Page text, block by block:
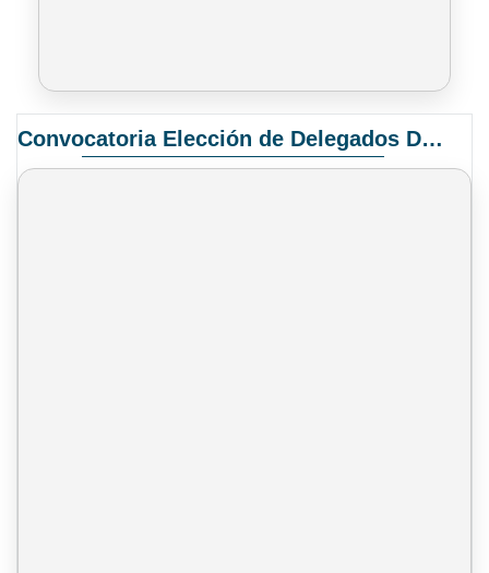
Convocatoria Elección de Delegados Docentes para el XIV Congreso Nacional de Universidades